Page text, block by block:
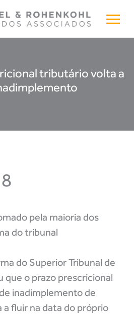
tributário volta a
pela maioria dos
do tribunal
do Superior Tribunal de
que o prazo prescricional
inadimplemento de
fluir na data do próprio